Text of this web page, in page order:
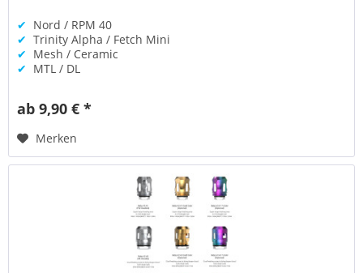
✔ Nord / RPM 40
✔ Trinity Alpha / Fetch Mini
✔ Mesh / Ceramic
✔ MTL / DL
ab 9,90 € *
Merken